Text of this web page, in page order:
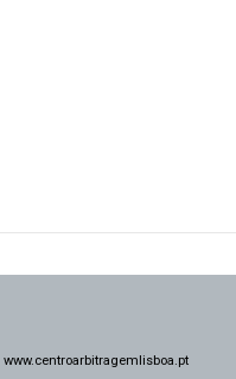
www.centroarbitragemlisboa.pt